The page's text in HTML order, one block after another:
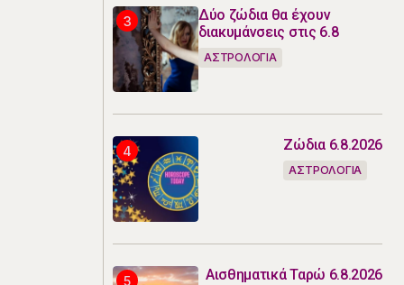
Δύο ζώδια θα έχουν
διακυμάνσεις στις 6.8
ΑΣΤΡΟΛΟΓΙΑ
Ζώδια 6.8.2026
ΑΣΤΡΟΛΟΓΙΑ
Αισθηματικά Ταρώ 6.8.2026